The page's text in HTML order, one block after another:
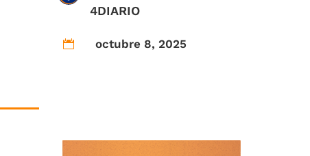
4DIARIO
 octubre 8, 2025